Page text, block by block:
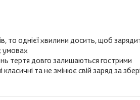
то однієї хвилини досить, щоб
умовах
тертя довго залишаються гострими
та не змінює свій заряд за